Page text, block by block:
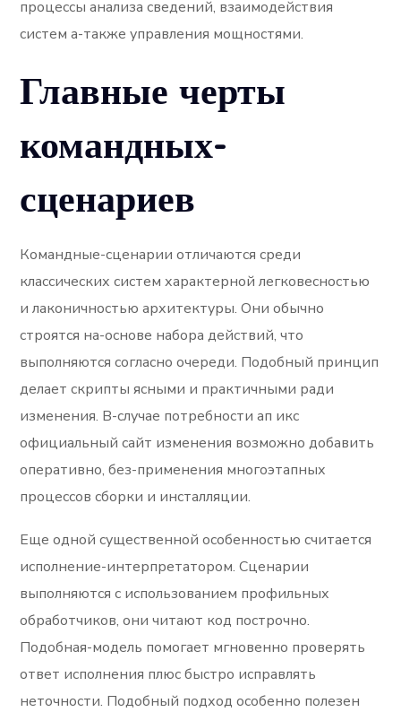
процессы анализа сведений, взаимодействия
систем а-также управления мощностями.
Главные черты
командных-
сценариев
Командные-сценарии отличаются среди
классических систем характерной легковесностью
и лаконичностью архитектуры. Они обычно
строятся на-основе набора действий, что
выполняются согласно очереди. Подобный принцип
делает скрипты ясными и практичными ради
изменения. В-случае потребности ап икс
официальный сайт изменения возможно добавить
оперативно, без-применения многоэтапных
процессов сборки и инсталляции.
Еще одной существенной особенностью считается
исполнение-интерпретатором. Сценарии
выполняются с использованием профильных
обработчиков, они читают код построчно.
Подобная-модель помогает мгновенно проверять
ответ исполнения плюс быстро исправлять
неточности. Подобный подход особенно полезен